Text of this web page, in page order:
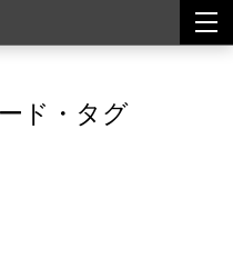
ド・タグ